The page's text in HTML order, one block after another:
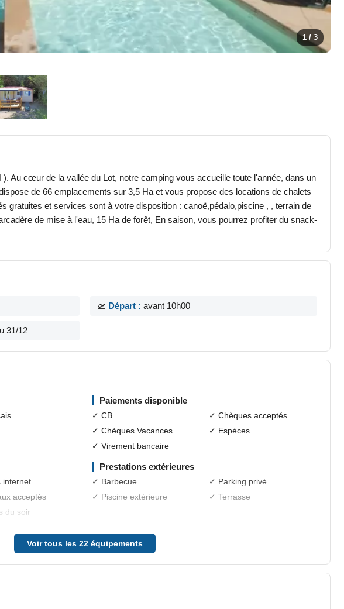
1 / 3
Au cœur de la vallée du Lot, notre camping vous accueille toute l'année, dans un
de 66 emplacements sur 3,5 Ha et vous propose des locations de chalets
gratuites et services sont à votre disposition : canoë,pédalo,piscine , , terrain de
de mise à l'eau, 15 Ha de forêt, En saison, vous pourrez profiter du snack-
🛫 Départ : avant 10h00
31/12
Paiements disponible
✓ CB
✓ Chèques acceptés
✓ Chèques Vacances
✓ Espèces
✓ Virement bancaire
internet
acceptés
du soir
Prestations extérieures
✓ Barbecue
✓ Parking privé
✓ Piscine extérieure
✓ Terrasse
Situation
✓ Campagne
Voir tous les 22 équipements